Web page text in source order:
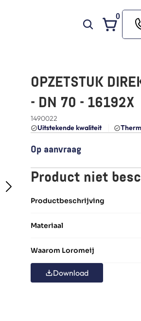
0
OPZETSTUK
- DN 70 - 16192X
1490022
Uitstekende kwaliteit
Op aanvraag
Product niet
Productbeschrijving
Materiaal
Waarom Loromeij
Download